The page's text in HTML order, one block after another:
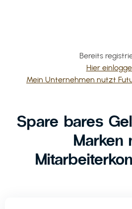
Bereits
Hier
Mein Unternehmen nutzt
Spare bares
Marken